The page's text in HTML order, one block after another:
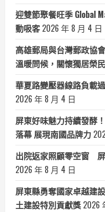
迎雙節聚餐旺季 Global
動吸客 2026 年 8 月 4 日
高雄郵局與台灣郵政協
溫暖問候，關懷獨居榮
華夏路變壓器線路負載
2026 年 8 月 4 日
屏東好味魅力持續發酵
落幕 展現南國品牌力
出院返家照顧零空窗
2026 年 8 月 4 日
屏東縣勇奪國家卓越建
土建設特別貢獻獎 2026